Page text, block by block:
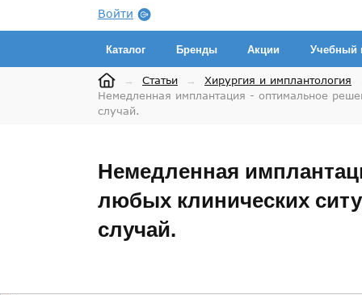
Войти
Каталог Бренды Акции Учебный
→ Статьи → Хирургия и имплантология
Немедленная имплантация - оптимальное
случай.
Немедленная
любых клинических
случай.